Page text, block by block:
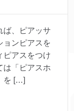
ば、ピアッサ
ョンピアスを
ピアスをつけ
は「ピアスホ
を […]